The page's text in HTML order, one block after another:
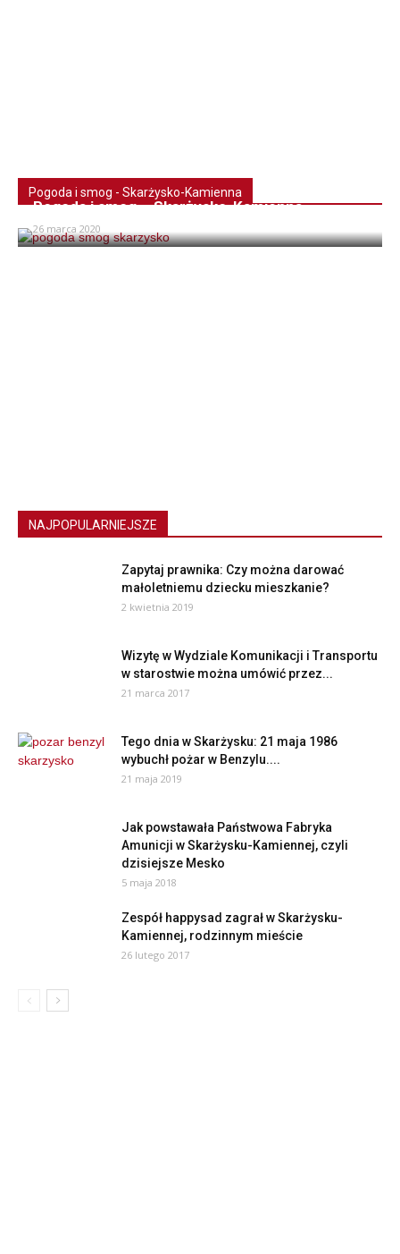
Pogoda i smog - Skarżysko-Kamienna
Pogoda i smog – Skarżysko-Kamienna
26 marca 2020
NAJPOPULARNIEJSZE
Zapytaj prawnika: Czy można darować
małoletniemu dziecku mieszkanie?
2 kwietnia 2019
Wizytę w Wydziale Komunikacji i Transportu
w starostwie można umówić przez...
21 marca 2017
Tego dnia w Skarżysku: 21 maja 1986
wybuchł pożar w Benzylu....
21 maja 2019
Jak powstawała Państwowa Fabryka
Amunicji w Skarżysku-Kamiennej, czyli
dzisiejsze Mesko
5 maja 2018
Zespół happysad zagrał w Skarżysku-
Kamiennej, rodzinnym mieście
26 lutego 2017